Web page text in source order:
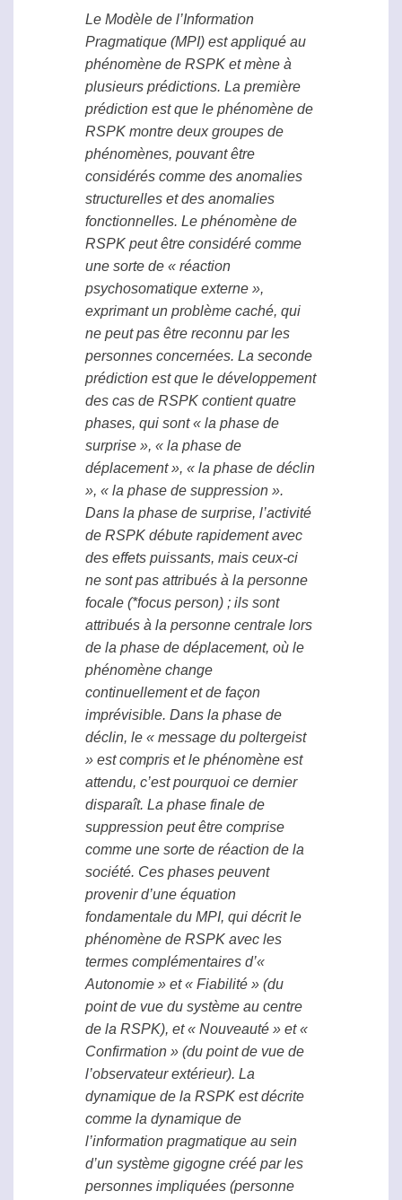
Le Modèle de l’Information
Pragmatique (MPI) est appliqué au
phénomène de RSPK et mène à
plusieurs prédictions. La première
prédiction est que le phénomène de
RSPK montre deux groupes de
phénomènes, pouvant être
considérés comme des anomalies
structurelles et des anomalies
fonctionnelles. Le phénomène de
RSPK peut être considéré comme
une sorte de « réaction
psychosomatique externe »,
exprimant un problème caché, qui
ne peut pas être reconnu par les
personnes concernées. La seconde
prédiction est que le développement
des cas de RSPK contient quatre
phases, qui sont « la phase de
surprise », « la phase de
déplacement », « la phase de déclin
», « la phase de suppression ».
Dans la phase de surprise, l’activité
de RSPK débute rapidement avec
des effets puissants, mais ceux-ci
ne sont pas attribués à la personne
focale (*focus person) ; ils sont
attribués à la personne centrale lors
de la phase de déplacement, où le
phénomène change
continuellement et de façon
imprévisible. Dans la phase de
déclin, le « message du poltergeist
» est compris et le phénomène est
attendu, c’est pourquoi ce dernier
disparaît. La phase finale de
suppression peut être comprise
comme une sorte de réaction de la
société. Ces phases peuvent
provenir d’une équation
fondamentale du MPI, qui décrit le
phénomène de RSPK avec les
termes complémentaires d’«
Autonomie » et « Fiabilité » (du
point de vue du système au centre
de la RSPK), et « Nouveauté » et «
Confirmation » (du point de vue de
l’observateur extérieur). La
dynamique de la RSPK est décrite
comme la dynamique de
l’information pragmatique au sein
d’un système gigogne créé par les
personnes impliquées (personne